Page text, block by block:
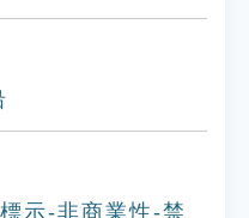
示-非商業性-禁